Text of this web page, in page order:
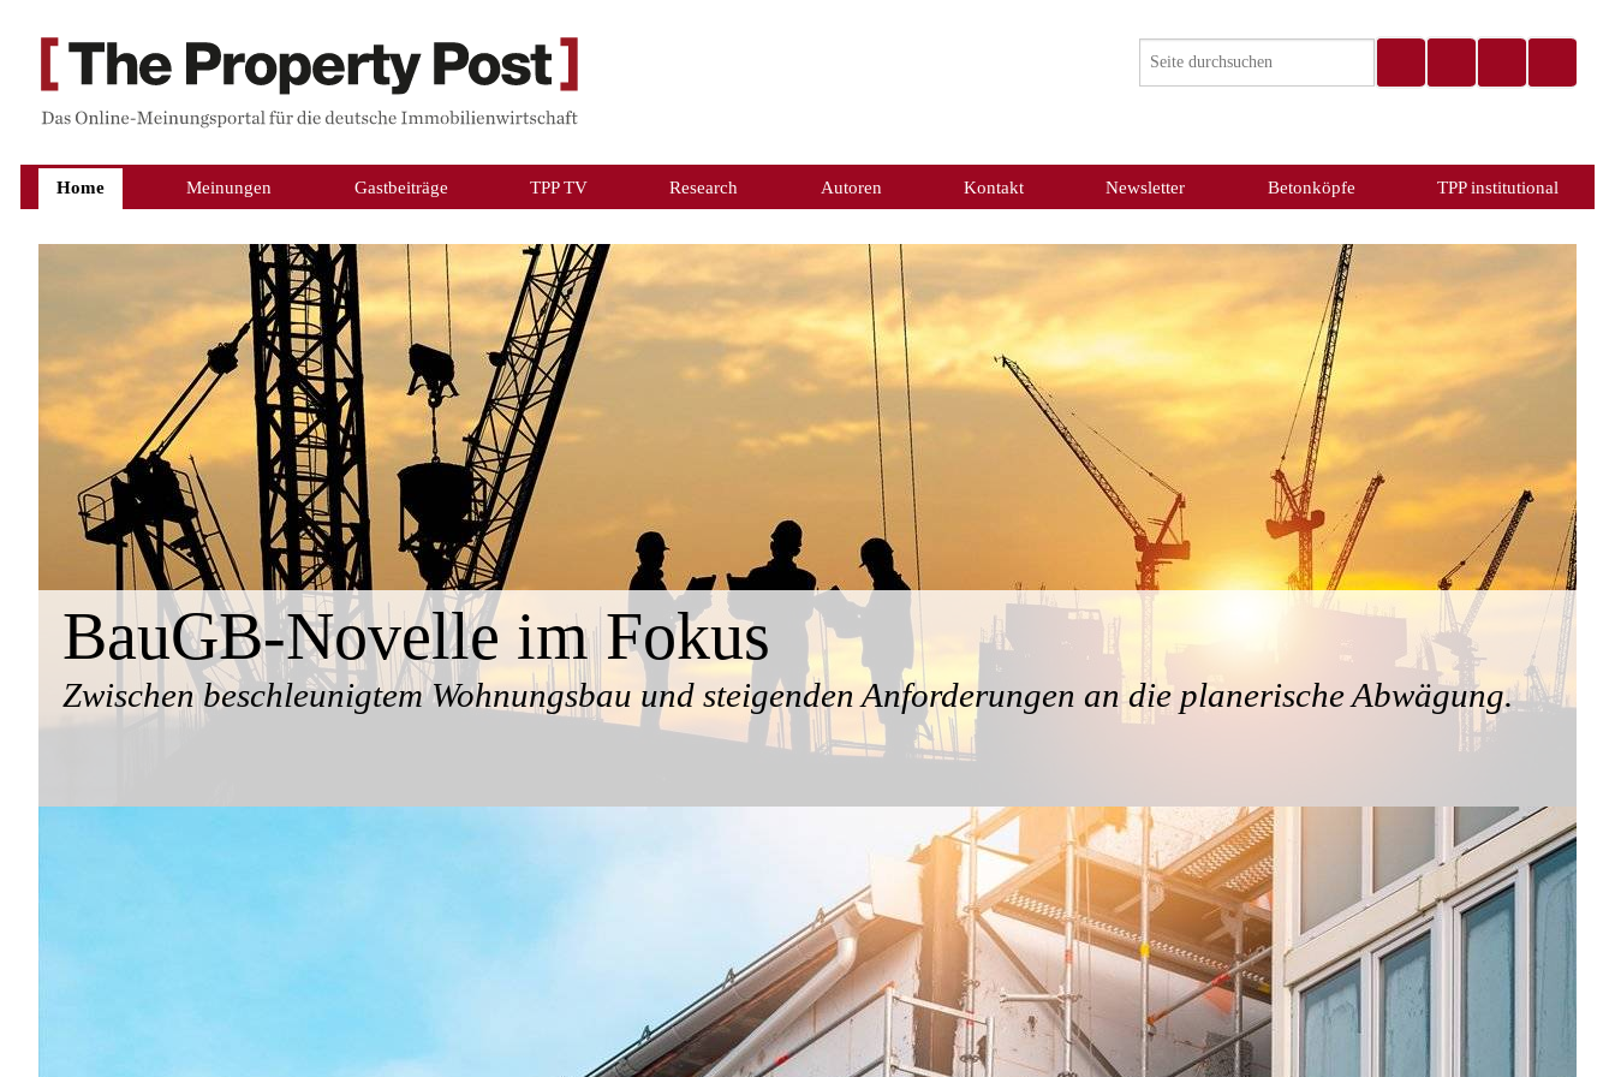
Home Meinungen Gastbeiträge TPP TV Research Autoren Kontakt Newsletter Betonköpfe TPP institutional
BauGB-Novelle im Fokus
Zwischen beschleunigtem Wohnungsbau und steigenden Anforderungen an die planerische Abwägung.